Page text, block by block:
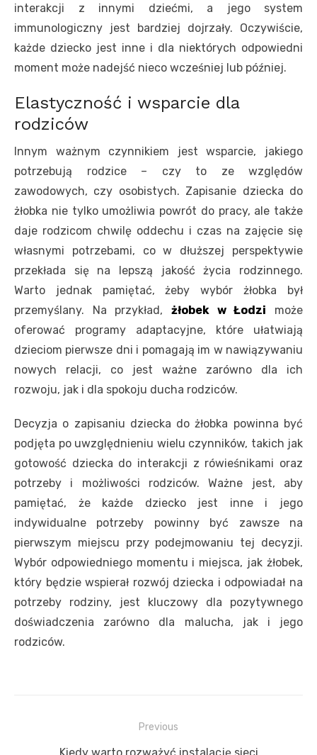
interakcji z innymi dziećmi, a jego system
immunologiczny jest bardziej dojrzały. Oczywiście,
każde dziecko jest inne i dla niektórych odpowiedni
moment może nadejść nieco wcześniej lub później.
Elastyczność i wsparcie dla
rodziców
Innym ważnym czynnikiem jest wsparcie, jakiego
potrzebują rodzice – czy to ze względów
zawodowych, czy osobistych. Zapisanie dziecka do
żłobka nie tylko umożliwia powrót do pracy, ale także
daje rodzicom chwilę oddechu i czas na zajęcie się
własnymi potrzebami, co w dłuższej perspektywie
przekłada się na lepszą jakość życia rodzinnego.
Warto jednak pamiętać, żeby wybór żłobka był
przemyślany. Na przykład, żłobek w Łodzi może
oferować programy adaptacyjne, które ułatwiają
dzieciom pierwsze dni i pomagają im w nawiązywaniu
nowych relacji, co jest ważne zarówno dla ich
rozwoju, jak i dla spokoju ducha rodziców.
Decyzja o zapisaniu dziecka do żłobka powinna być
podjęta po uwzględnieniu wielu czynników, takich jak
gotowość dziecka do interakcji z rówieśnikami oraz
potrzeby i możliwości rodziców. Ważne jest, aby
pamiętać, że każde dziecko jest inne i jego
indywidualne potrzeby powinny być zawsze na
pierwszym miejscu przy podejmowaniu tej decyzji.
Wybór odpowiedniego momentu i miejsca, jak żłobek,
który będzie wspierał rozwój dziecka i odpowiadał na
potrzeby rodziny, jest kluczowy dla pozytywnego
doświadczenia zarówno dla malucha, jak i jego
rodziców.
wpisu
Previous
PreviousKiedy warto rozważyć instalację sieci